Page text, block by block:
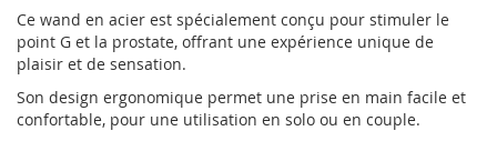
images
gallery
Ce wand en acier est spécialement conçu pour stimuler le
point G et la prostate, offrant une expérience unique de
plaisir et de sensation.
Son design ergonomique permet une prise en main facile et
confortable, pour une utilisation en solo ou en couple.